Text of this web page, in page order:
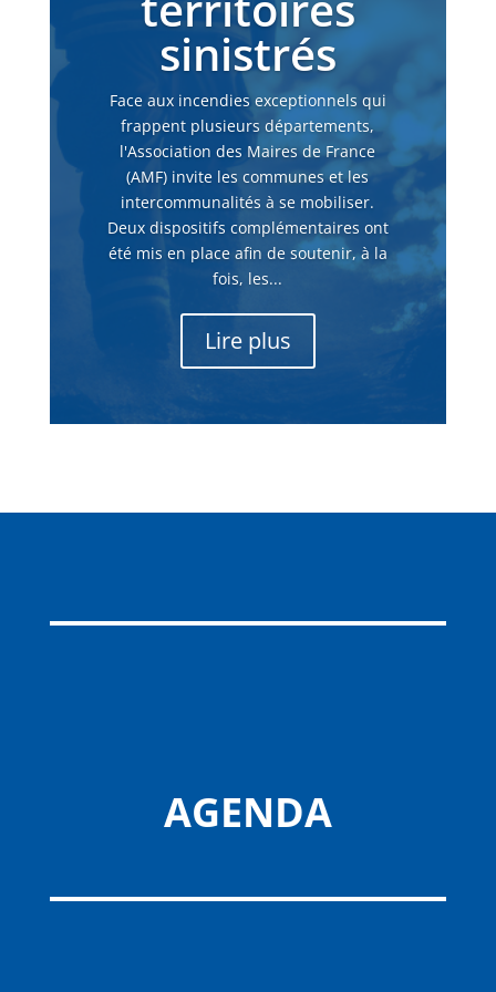
sinistrés
Face aux incendies exceptionnels qui
frappent plusieurs départements,
l'Association des Maires de France
(AMF) invite les communes et les
intercommunalités à se mobiliser.
Deux dispositifs complémentaires ont
été mis en place afin de soutenir, à la
fois, les...
Lire plus
AGENDA